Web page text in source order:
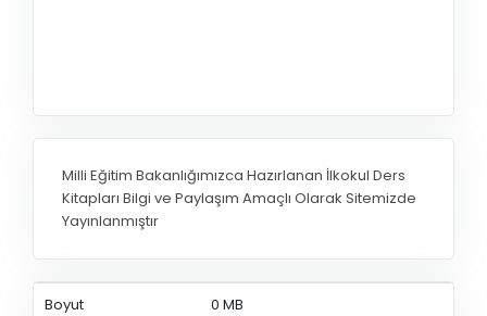
Milli Eğitim Bakanlığımızca Hazırlanan İlkokul Ders
Kitapları Bilgi ve Paylaşım Amaçlı Olarak Sitemizde
Yayınlanmıştır
Boyut 0 MB